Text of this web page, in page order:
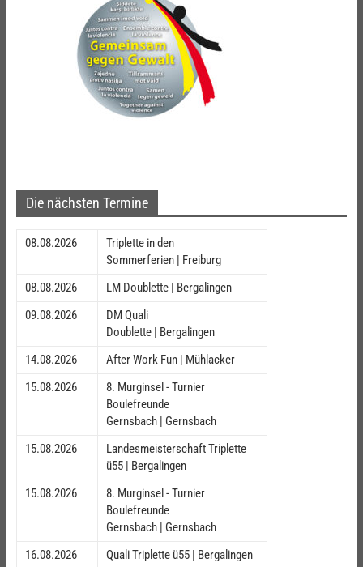
Die nächsten Termine
08.08.2026
Triplette in den
Sommerferien | Freiburg
08.08.2026
LM Doublette | Bergalingen
09.08.2026
DM Quali
Doublette | Bergalingen
14.08.2026
After Work Fun | Mühlacker
15.08.2026
8. Murginsel - Turnier
Boulefreunde
Gernsbach | Gernsbach
15.08.2026
Landesmeisterschaft Triplette
ü55 | Bergalingen
15.08.2026
8. Murginsel - Turnier
Boulefreunde
Gernsbach | Gernsbach
16.08.2026
Quali Triplette ü55 | Bergalingen